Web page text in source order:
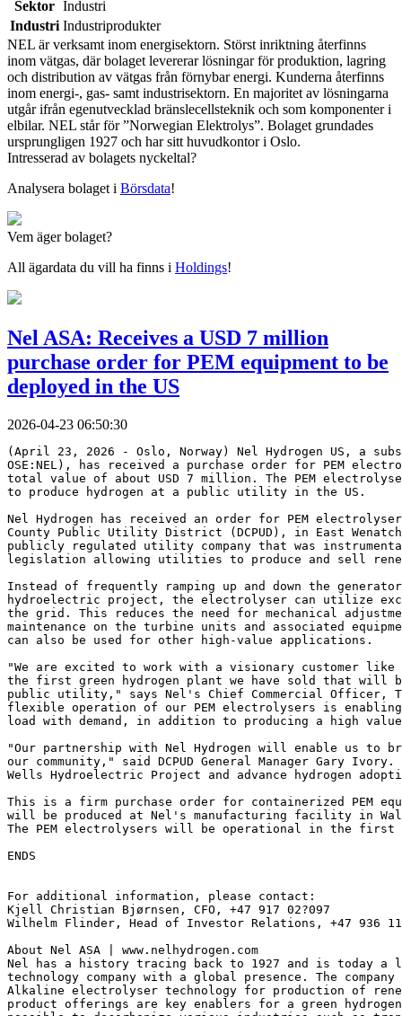
Sektor Industri
Industri Industriprodukter
NEL är verksamt inom energisektorn. Störst inriktning återfinns
inom vätgas, där bolaget levererar lösningar för produktion, lagring
och distribution av vätgas från förnybar energi. Kunderna återfinns
inom energi-, gas- samt industrisektorn. En majoritet av lösningarna
utgår ifrån egenutvecklad bränslecellsteknik och som komponenter i
elbilar. NEL står för ”Norwegian Elektrolys”. Bolaget grundades
ursprungligen 1927 och har sitt huvudkontor i Oslo.
Intresserad av bolagets nyckeltal?
Analysera bolaget i Börsdata!
Vem äger bolaget?
All ägardata du vill ha finns i Holdings!
Nel ASA: Receives a USD 7 million
purchase order for PEM equipment to be
deployed in the US
2026-04-23 06:50:30
(April 23, 2026 - Oslo, Norway) Nel Hydrogen US, a
OSE:NEL), has received a purchase order for PEM
total value of about USD 7 million. The PEM
to produce hydrogen at a public utility in the US.
Nel Hydrogen has received an order for PEM electrolyser
County Public Utility District (DCPUD), in East
publicly regulated utility company that was
legislation allowing utilities to produce and sell
Instead of frequently ramping up and down the
hydroelectric project, the electrolyser can utilize
the grid. This reduces the need for mechanical
maintenance on the turbine units and associated
can also be used for other high-value applications.
"We are excited to work with a visionary customer like
the first green hydrogen plant we have sold that will be
public utility," says Nel's Chief Commercial Officer,
flexible operation of our PEM electrolysers is
load with demand, in addition to producing a high
"Our partnership with Nel Hydrogen will enable us to
our community," said DCPUD General Manager Gary
Wells Hydroelectric Project and advance hydrogen
This is a firm purchase order for containerized PEM
will be produced at Nel's manufacturing facility in
The PEM electrolysers will be operational in the first
ENDS
For additional information, please contact:
Kjell Christian Bjørnsen, CFO, +47 917 02?097
Wilhelm Flinder, Head of Investor Relations, +47 936
About Nel ASA | www.nelhydrogen.com
Nel has a history tracing back to 1927 and is today a
technology company with a global presence. The
Alkaline electrolyser technology for production of
product offerings are key enablers for a green